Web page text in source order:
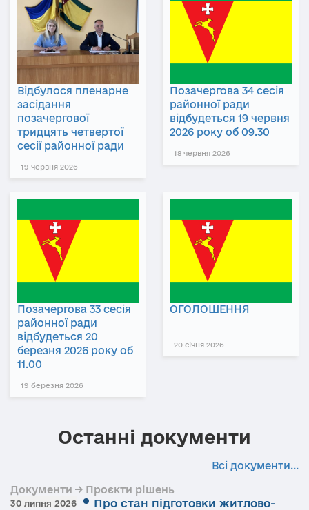
Відбулося пленарне
засідання
позачергової
тридцять четвертої
сесії районної ради
19 червня 2026
Позачергова 34 сесія
районної ради
відбудеться 19 червня
2026 року об 09.30
18 червня 2026
Позачергова 33 сесія
районної ради
відбудеться 20
березня 2026 року об
11.00
19 березня 2026
ОГОЛОШЕННЯ
20 січня 2026
Останні документи
Всі документи...
Документи → Проєкти рішень
30 липня 2026
Про стан підготовки житлово-